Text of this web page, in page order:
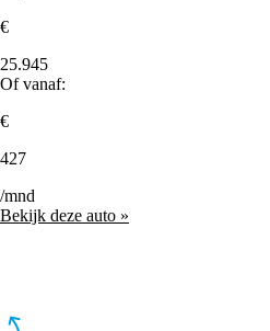
€
25.945
Of vanaf:
€
427
/mnd
Bekijk deze auto »